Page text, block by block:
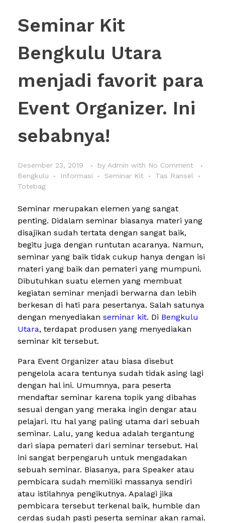
Seminar Kit
Bengkulu Utara
menjadi favorit para
Event Organizer. Ini
sebabnya!
Desember 23, 2019 by Admin with No Comment
Bengkulu
Informasi Seminar Kit
Tas Ransel
Totebag
Seminar merupakan elemen yang sangat
penting. Didalam seminar biasanya materi yang
disajikan sudah tertata dengan sangat baik,
begitu juga dengan runtutan acaranya. Namun,
seminar yang baik tidak cukup hanya dengan isi
materi yang baik dan pemateri yang mumpuni.
Dibutuhkan suatu elemen yang membuat
kegiatan seminar menjadi berwarna dan lebih
berkesan di hati para pesertanya. Salah satunya
dengan menyediakan seminar kit. Di Bengkulu
Utara, terdapat produsen yang menyediakan
seminar kit tersebut.
Para Event Organizer atau biasa disebut
pengelola acara tentunya sudah tidak asing lagi
dengan hal ini. Umumnya, para peserta
mendaftar seminar karena topik yang dibahas
sesuai dengan yang meraka ingin dengar atau
pelajari. Itu hal yang paling utama dari sebuah
seminar. Lalu, yang kedua adalah tergantung
dari siapa pemateri dari seminar tersebut. Hal
ini sangat berpengaruh untuk mengadakan
sebuah seminar. Biasanya, para Speaker atau
pembicara sudah memiliki massanya sendiri
atau istilahnya pengikutnya. Apalagi jika
pembicara tersebut terkenal baik, humble dan
cerdas sudah pasti peserta seminar akan ramai.